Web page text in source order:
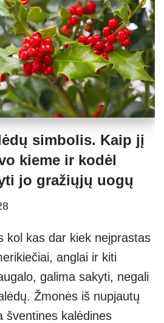
simbolis. Kaip jį
kieme ir kodėl
jo gražiųjų uogų
kol kas dar kiek neįprastas
anglai ir kiti
galima sakyti, negali
Žmonės iš nupjautų
šventines kalėdines